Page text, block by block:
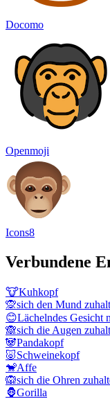
Docomo
Openmoji
Icons8
Verbundene
🐮Kuhkopf
🙊sich den Mund
😊Lächelndes Gesicht
🙈sich die Augen
🐼Pandakopf
🐷Schweinekopf
🐒Affe
🙉sich die Ohren
🦍Gorilla